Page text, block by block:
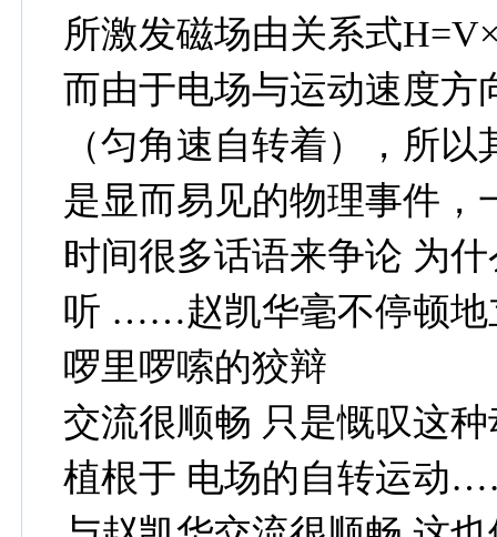
所激发磁场由关系式
而由于电场与运动速度方
（匀角速自转着），所
是显而易见的物理事件，
时间很多话语来争论 为
听 ……赵凯华毫不停顿地
啰里啰嗦的狡辩
交流很顺畅 只是慨叹这
植根于 电场的自转运动